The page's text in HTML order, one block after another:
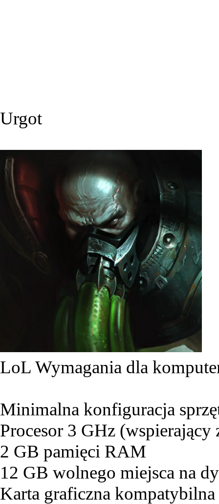
Urgot
LoL Wymagania dla
Minimalna konfiguracja
Procesor 3 GHz
2 GB pamięci RAM
12 GB wolnego miejsca na
Karta graficzna kompatybilna